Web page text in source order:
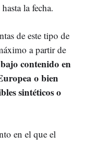
la fecha.
de este tipo de
a partir de
contenido en
o bien
sintéticos o
en el que el